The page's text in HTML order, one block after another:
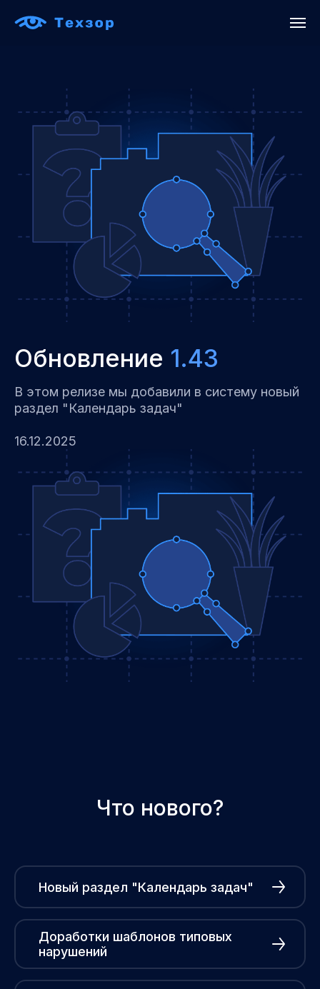
Обновление 1.43
В этом релизе мы добавили в систему новый
раздел "Календарь задач"
16.12.2025
Что нового?
Новый раздел "Календарь задач"
Доработки шаблонов типовых
нарушений